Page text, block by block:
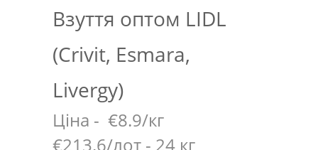
Взуття оптом LIDL
(Crivit, Esmara,
Livergy)
Ціна - €8.9/кг
€213.6/лот - 24 кг